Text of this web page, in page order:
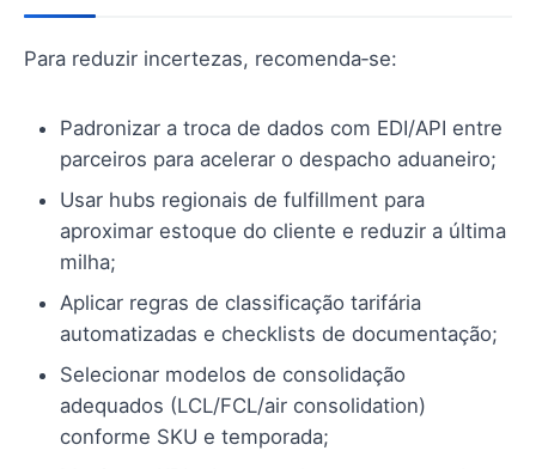
Para reduzir incertezas, recomenda‑se:
Padronizar a troca de dados com EDI/API entre
parceiros para acelerar o despacho aduaneiro;
Usar hubs regionais de fulfillment para
aproximar estoque do cliente e reduzir a última
milha;
Aplicar regras de classificação tarifária
automatizadas e checklists de documentação;
Selecionar modelos de consolidação
adequados (LCL/FCL/air consolidation)
conforme SKU e temporada;